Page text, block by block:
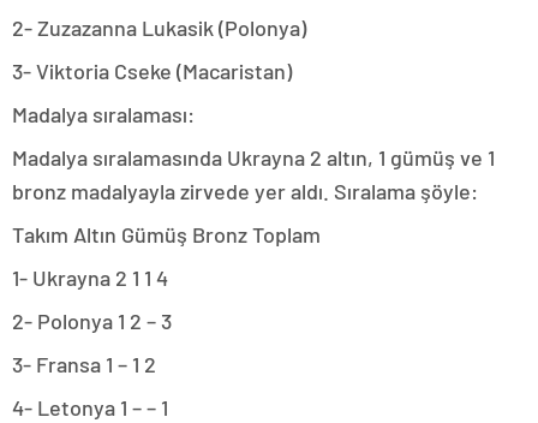
2- Zuzazanna Lukasik (Polonya)
3- Viktoria Cseke (Macaristan)
Madalya sıralaması:
Madalya sıralamasında Ukrayna 2 altın, 1 gümüş ve 1
bronz madalyayla zirvede yer aldı. Sıralama şöyle:
Takım Altın Gümüş Bronz Toplam
1- Ukrayna 2 1 1 4
2- Polonya 1 2 – 3
3- Fransa 1 – 1 2
4- Letonya 1 – – 1